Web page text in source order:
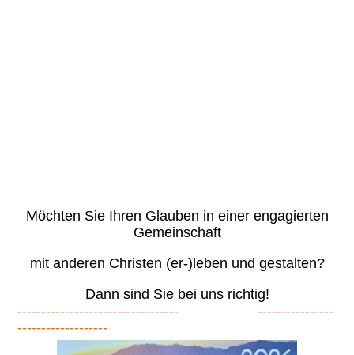
Möchten Sie Ihren Glauben in einer engagierten
Gemeinschaft
mit anderen Christen (er-)leben und gestalten?
Dann sind Sie bei uns richtig!
---------------------------------- ----------------
-------------------